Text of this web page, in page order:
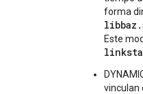
forma
Este
vinculan